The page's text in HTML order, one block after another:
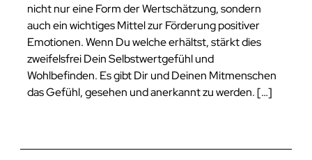
nicht nur eine Form der Wertschätzung, sondern
auch ein wichtiges Mittel zur Förderung positiver
Emotionen. Wenn Du welche erhältst, stärkt dies
zweifelsfrei Dein Selbstwertgefühl und
Wohlbefinden. Es gibt Dir und Deinen Mitmenschen
das Gefühl, gesehen und anerkannt zu werden. […]